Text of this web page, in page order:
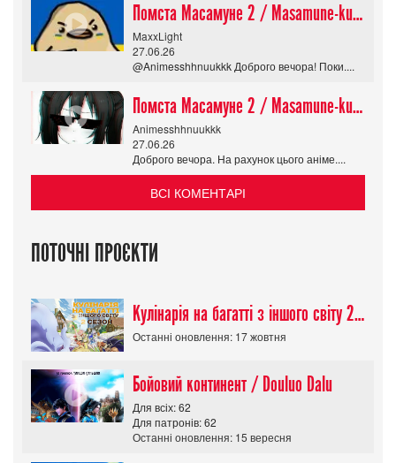
Помста Масамуне 2 / Masamune-kun no Revenge R
MaxxLight
27.06.26
@Animesshhnuukkk Доброго вечора! Поки....
Помста Масамуне 2 / Masamune-kun no Revenge R
Animesshhnuukkk
27.06.26
Доброго вечора. На рахунок цього аніме....
ВСІ КОМЕНТАРІ
ПОТОЧНІ ПРОЄКТИ
Кулінарія на багатті з іншого світу 2 сезон/ Tondemo Skill de Isekai Hourou
Останні оновлення: 17 жовтня
Бойовий континент / Douluo Dalu
Для всіх: 62
Для патронів: 62
Останні оновлення: 15 вересня